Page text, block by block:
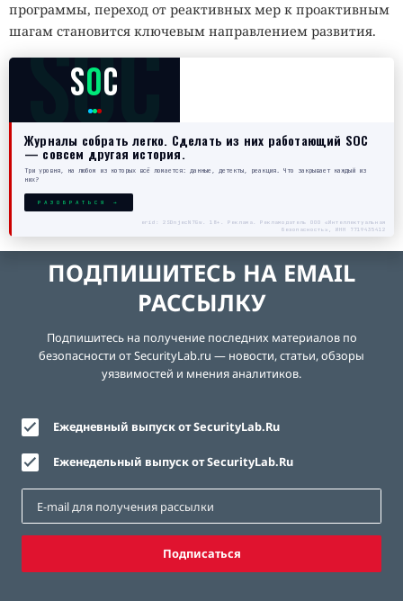
программы, переход от реактивных мер к проактивным
шагам становится ключевым направлением развития.
SOC
SOC
Журналы собрать легко. Сделать из них работающий SOC
— совсем другая история.
Три уровня, на любом из которых всё ломается: данные, детекты, реакция. Что закрывает каждый из
них?
РАЗОБРАТЬСЯ →
erid: 2SDnjecN7Gw. 18+. Реклама. Рекламодатель ООО «Интеллектуальная
безопасность», ИНН 7719435412
ПОДПИШИТЕСЬ НА EMAIL
РАССЫЛКУ
Подпишитесь на получение последних материалов по
безопасности от SecurityLab.ru — новости, статьи, обзоры
уязвимостей и мнения аналитиков.
Ежедневный выпуск от SecurityLab.Ru
Еженедельный выпуск от SecurityLab.Ru
Подписаться